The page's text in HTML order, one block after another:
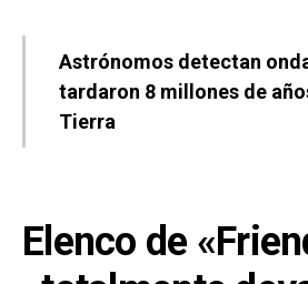
Astrónomos detectan
tardaron 8 millones de
Tierra
Elenco de